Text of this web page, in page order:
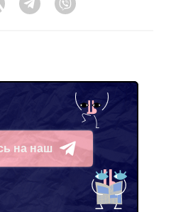
Twitter Telegram
на наш